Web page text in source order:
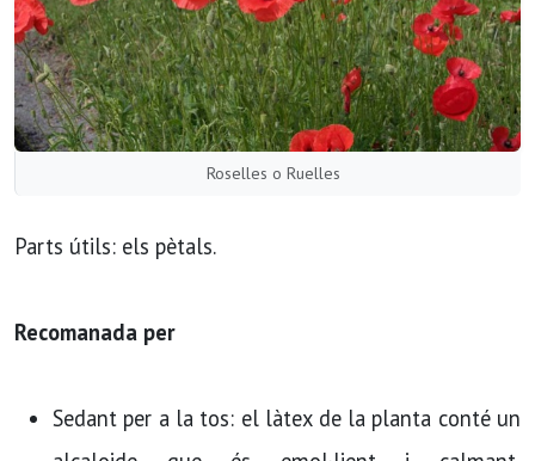
Roselles o Ruelles
Parts útils: els pètals.
Recomanada per
Sedant per a la tos: el làtex de la planta conté un